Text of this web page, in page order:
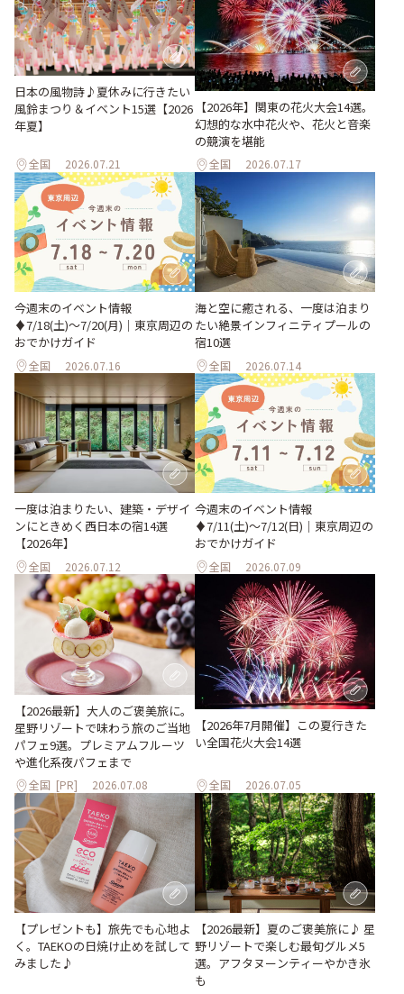
日本の風物詩♪夏休みに行きたい
風鈴まつり＆イベント15選【2026
年夏】
全国 2026.07.21
【2026年】関東の花火大会14選。
幻想的な水中花火や、花火と音楽
の競演を堪能
全国 2026.07.17
今週末のイベント情報
♦︎7/18(土)〜7/20(月)｜東京周辺の
おでかけガイド
全国 2026.07.16
海と空に癒される、一度は泊まり
たい絶景インフィニティプールの
宿10選
全国 2026.07.14
一度は泊まりたい、建築・デザイ
ンにときめく西日本の宿14選
【2026年】
全国 2026.07.12
今週末のイベント情報
♦︎7/11(土)〜7/12(日)｜東京周辺の
おでかけガイド
全国 2026.07.09
【2026最新】大人のご褒美旅に。
星野リゾートで味わう旅のご当地
パフェ9選。プレミアムフルーツ
や進化系夜パフェまで
全国 [PR] 2026.07.08
【2026年7月開催】この夏行きた
い全国花火大会14選
全国 2026.07.05
【プレゼントも】旅先でも心地よ
く。TAEKOの日焼け止めを試して
みました♪
【2026最新】夏のご褒美旅に♪ 星
野リゾートで楽しむ最旬グルメ5
選。アフタヌーンティーやかき氷
も